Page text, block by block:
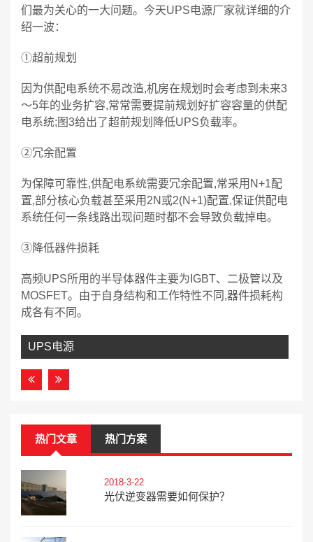
们最为关心的一大问题。今天UPS电源厂家就详细的介
绍一波：
①超前规划
因为供配电系统不易改造,机房在规划时会考虑到未来3
～5年的业务扩容,常常需要提前规划好扩容容量的供配
电系统;图3给出了超前规划降低UPS负载率。
②冗余配置
为保障可靠性,供配电系统需要冗余配置,常采用N+1配
置,部分核心负载甚至采用2N或2(N+1)配置,保证供配电
系统任何一条线路出现问题时都不会导致负载掉电。
③降低器件损耗
高频UPS所用的半导体器件主要为IGBT、二极管以及
MOSFET。由于自身结构和工作特性不同,器件损耗构
成各有不同。
UPS电源
热门文章 热门方案
2018-3-22
光伏逆变器需要如何保护？